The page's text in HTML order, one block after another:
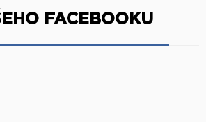
FACEBOOKU